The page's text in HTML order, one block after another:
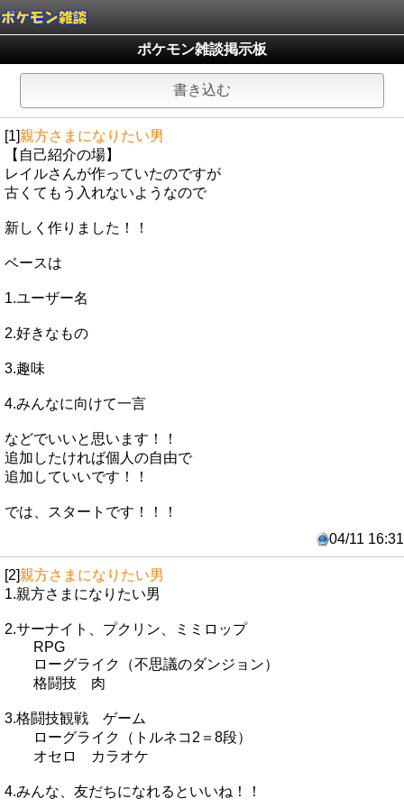
ポケモン雑談掲示板
書き込む
[1]親方さまになりたい男
【自己紹介の場】
レイルさんが作っていたのですが
古くてもう入れないようなので
新しく作りました！！
ベースは
1.ユーザー名
2.好きなもの
3.趣味
4.みんなに向けて一言
などでいいと思います！！
追加したければ個人の自由で
追加していいです！！
では、スタートです！！！
04/11 16:31
[2]親方さまになりたい男
1.親方さまになりたい男
2.サーナイト、プクリン、ミミロップ
RPG
ローグライク（不思議のダンジョン）
格闘技 肉
3.格闘技観戦 ゲーム
ローグライク（トルネコ2＝8段）
オセロ カラオケ
4.みんな、友だちになれるといいね！！